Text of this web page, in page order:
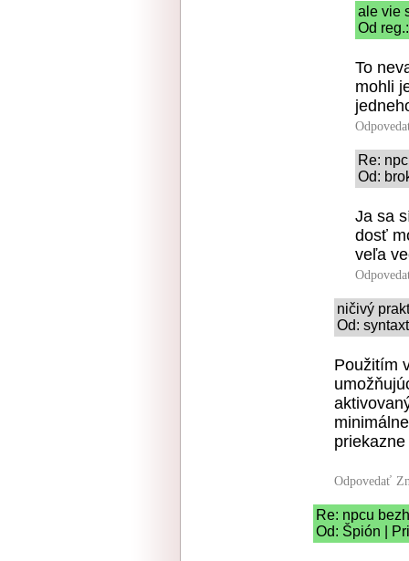
ale vie
Od
To
mohli
Re:
Od:
Ja sa
dosť
veľa
ničivý
Od:
Použitím
Odpovedať
Re: npcu
Od: Špión |